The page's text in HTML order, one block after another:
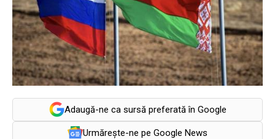
Adaugă-ne ca sursă preferată în Google
Urmărește-ne pe Google News